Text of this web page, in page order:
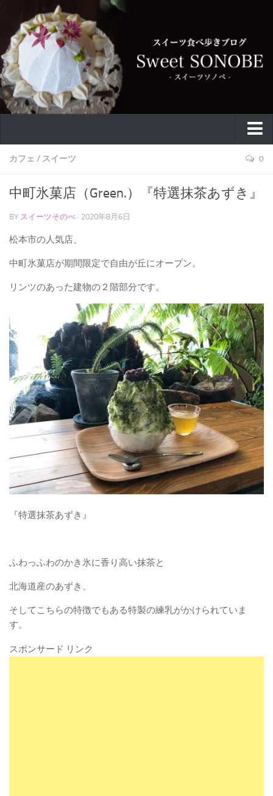
特集
スイーツ
ケーキ
カフェ
バウムクーヘン
パンケーキ
和菓子
自作
お問い合わせフォーム
カフェ / スイーツ 0
中町氷菓店（Green.）『特選抹茶あずき』
BY スイーツそのべ · 2020年8月6日
松本市の人気店、
中町氷菓店が期間限定で自由が丘にオープン。
リンツのあった建物の２階部分です。
『特選抹茶あずき』
ふわっふわのかき氷に香り高い抹茶と
北海道産のあずき、
そしてこちらの特徴でもある特製の練乳がかけられていま
す。
スポンサード リンク